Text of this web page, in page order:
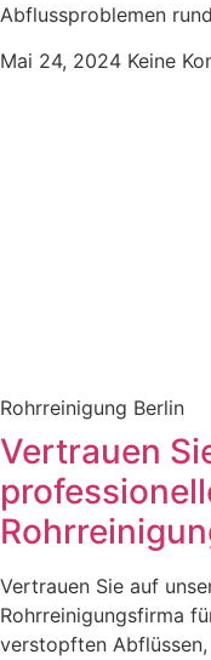
Abflussproblemen
Mai 24, 2024 Keine
Rohrreinigung Berlin
Vertrauen
Vertrauen Sie auf
Rohrreinigungsfirma
verstopften